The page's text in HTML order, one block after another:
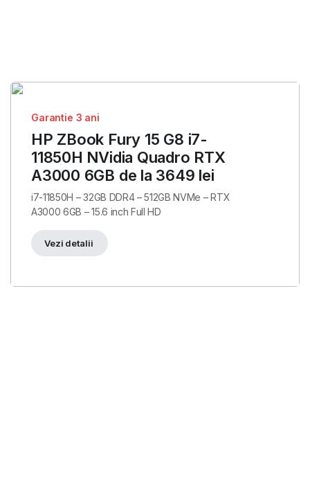
Garantie 3 ani
HP ZBook Fury 15 G8 i7-
11850H NVidia Quadro RTX
A3000 6GB de la 3649 lei
i7-11850H – 32GB DDR4 – 512GB NVMe – RTX
A3000 6GB – 15.6 inch Full HD
Vezi detalii